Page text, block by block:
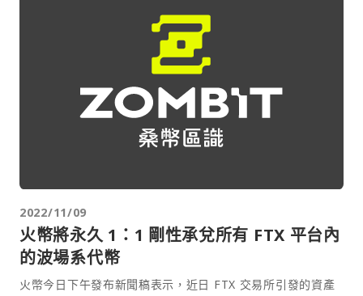
2022/11/09
火幣將永久 1：1 剛性承兌所有 FTX 平台內
的波場系代幣
火幣今日下午發布新聞稿表示，近日 FTX 交易所引發的資產